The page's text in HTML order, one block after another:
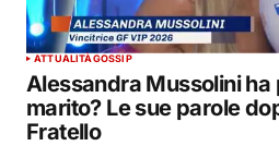
ATTUALITÀGOSSIP
Alessandra Mussolini ha
marito? Le sue parole
Fratello